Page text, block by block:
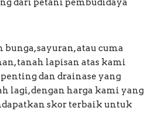
dari petani pembudidaya
bunga, sayuran, atau cuma
tanah lapisan atas kami
dan drainase yang
lagi, dengan harga kami yang
skor terbaik untuk